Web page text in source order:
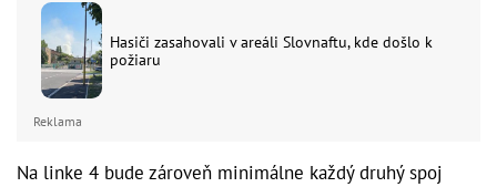
Hasiči zasahovali v areáli Slovnaftu, kde došlo k
požiaru
Reklama
Na linke 4 bude zároveň minimálne každý druhý spoj